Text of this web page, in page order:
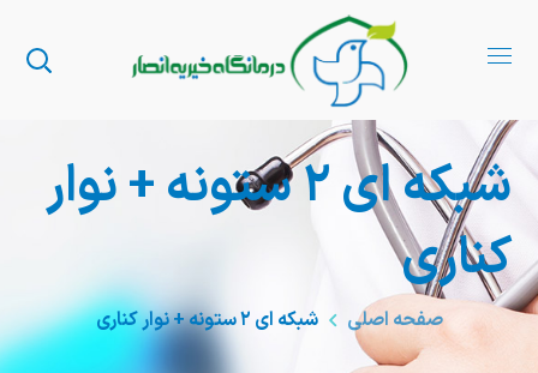
شبکه ای ۲ ستونه + نوار
کناری
صفحه اصلی شبکه ای ۲ ستونه + نوار کناری